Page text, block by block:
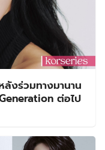
ลังร่วมทางมานาน
ต่อไป